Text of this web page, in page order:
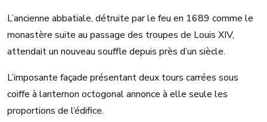
L’ancienne abbatiale, détruite par le feu en 1689 comme le
monastère suite au passage des troupes de Louis XIV,
attendait un nouveau souffle depuis près d’un siècle.
L’imposante façade présentant deux tours carrées sous
coiffe à lanternon octogonal annonce à elle seule les
proportions de l’édifice.